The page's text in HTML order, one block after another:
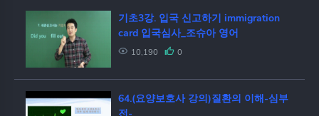
기초3강. 입국 신고하기 immigration
card 입국심사_조슈아 영어
10,190 0
64.(요양보호사 강의)질환의 이해-심부